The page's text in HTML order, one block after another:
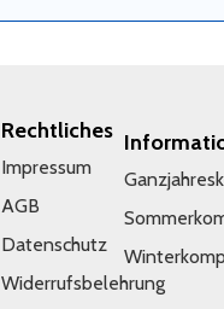
Rechtliches
Impressum
AGB
Datenschutz
Widerrufsbelehrung